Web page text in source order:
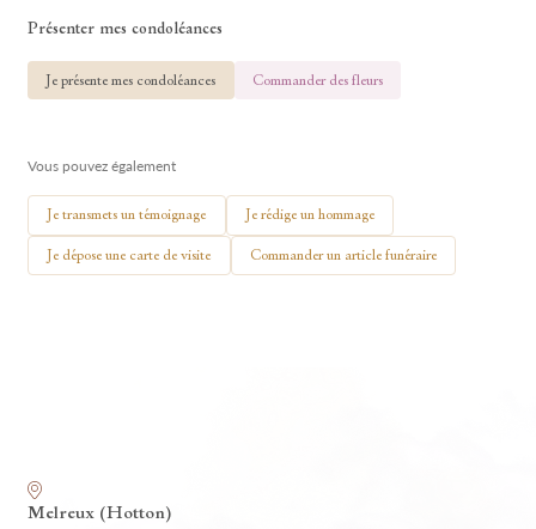
Présenter mes condoléances
Je présente mes condoléances Commander des fleurs
Vous pouvez également
Je transmets un témoignage Je rédige un hommage
Je dépose une carte de visite Commander un article funéraire
Melreux (Hotton)